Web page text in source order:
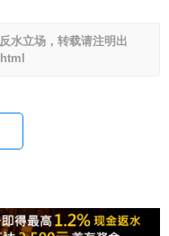
水立场，转载请注明出